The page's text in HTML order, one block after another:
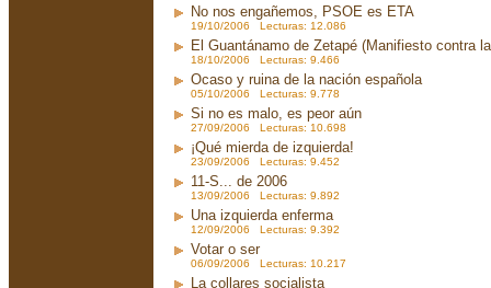
No nos engañemos, PSOE es ETA
19/10/2006 Lecturas: 12.086
El Guantánamo de Zetapé (Manifiesto contra
18/10/2006 Lecturas: 9.466
Ocaso y ruina de la nación española
05/10/2006 Lecturas: 9.778
Si no es malo, es peor aún
27/09/2006 Lecturas: 10.698
¡Qué mierda de izquierda!
23/09/2006 Lecturas: 9.452
11-S... de 2006
13/09/2006 Lecturas: 9.892
Una izquierda enferma
12/09/2006 Lecturas: 9.392
Votar o ser
06/09/2006 Lecturas: 10.217
La collares socialista